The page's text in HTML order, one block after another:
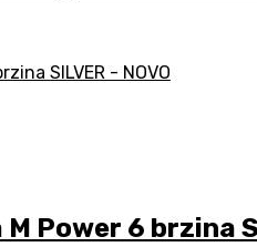
Power 6 brzina